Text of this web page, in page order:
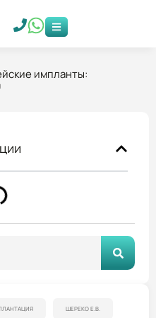
импланты:
ШЕРЕКО Е.В.